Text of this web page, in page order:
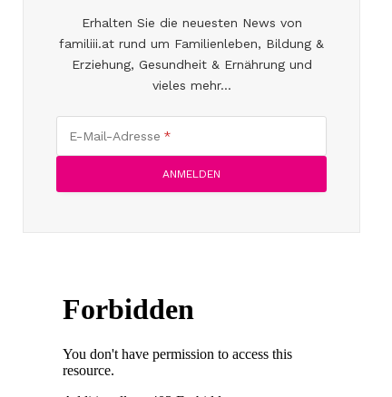
Erhalten Sie die neuesten News von
familiii.at rund um Familienleben, Bildung &
Erziehung, Gesundheit & Ernährung und
vieles mehr...
E-Mail-Adresse